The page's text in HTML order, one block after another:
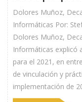
Dolores Muñoz,
Informáticas Por:
Dolores Muñoz,
Informáticas explicó
para el 2021, en
de vinculación y
implementación de